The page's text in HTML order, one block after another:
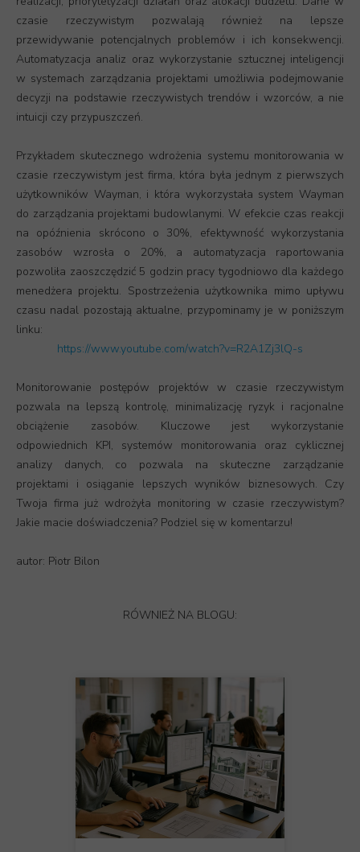
RÓWNIEŻ NA BLOGU:
czasie rzeczywistym pozwalają również na lepsze
przewidywanie potencjalnych problemów i ich konsekwencji.
Automatyzacja analiz oraz wykorzystanie sztucznej inteligencji
w systemach zarządzania projektami umożliwia podejmowanie
decyzji na podstawie rzeczywistych trendów i wzorców, a nie
intuicji czy przypuszczeń.
Przykładem skutecznego wdrożenia systemu monitorowania w
czasie rzeczywistym jest firma, która była jednym z pierwszych
użytkowników Wayman, i która wykorzystała system Wayman
do zarządzania projektami budowlanymi. W efekcie czas reakcji
na opóźnienia skrócono o 30%, efektywność wykorzystania
zasobów wzrosła o 20%, a automatyzacja raportowania
pozwoliła zaoszczędzić 5 godzin pracy tygodniowo dla każdego
menedżera projektu. Spostrzeżenia użytkownika mimo upływu
czasu nadal pozostają aktualne, przypominamy je w poniższym
linku:
https://www.youtube.com/watch?v=R2A1Zj3lQ-s
Monitorowanie postępów projektów w czasie rzeczywistym
pozwala na lepszą kontrolę, minimalizację ryzyk i racjonalne
obciążenie zasobów. Kluczowe jest wykorzystanie
odpowiednich KPI, systemów monitorowania oraz cyklicznej
analizy danych, co pozwala na skuteczne zarządzanie
projektami i osiąganie lepszych wyników biznesowych. Czy
Twoja firma już wdrożyła monitoring w czasie rzeczywistym?
Jakie macie doświadczenia? Podziel się w komentarzu!
autor: Piotr Bilon